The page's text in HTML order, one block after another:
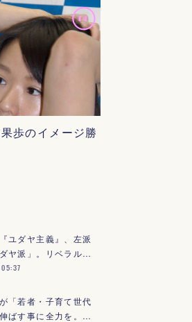
歩のイメージ勝
ユダヤ主義』、左派
ヤ派」。リベラル…
「若者・子育て世代
ばす事に全力を。…